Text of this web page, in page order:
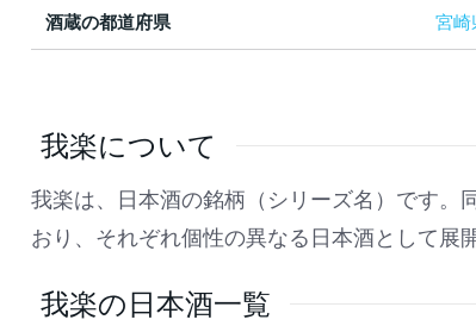
酒蔵の都道府県 宮崎
我楽について
我楽は、日本酒の銘柄（シリーズ名）です。
おり、それぞれ個性の異なる日本酒として展
我楽の日本酒一覧